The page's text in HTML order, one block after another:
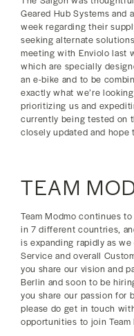
Geared Hub Systems and
week regarding their
seeking alternate
meeting with Enviolo last
which are specially
an e-bike and to be
exactly what we’re
prioritizing us and
currently being tested on
closely updated and hope
TEAM
Team Modmo continues
in 7 different countries,
is expanding rapidly as
Service and overall
you share our vision and
Berlin and soon to be
you share our passion for
please do get in touch
opportunities to join Team